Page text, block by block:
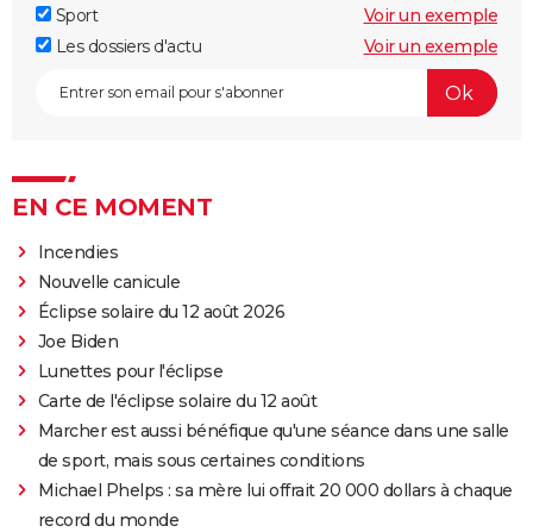
Sport
Voir un exemple
Les dossiers d'actu
Voir un exemple
EN CE MOMENT
Incendies
Nouvelle canicule
Éclipse solaire du 12 août 2026
Joe Biden
Lunettes pour l'éclipse
Carte de l'éclipse solaire du 12 août
Marcher est aussi bénéfique qu'une séance dans une salle
de sport, mais sous certaines conditions
Michael Phelps : sa mère lui offrait 20 000 dollars à chaque
record du monde